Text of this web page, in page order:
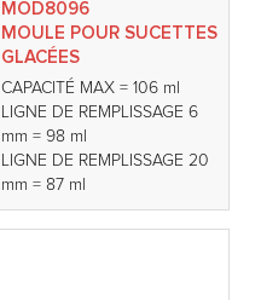
MOD8096
MOULE POUR SUCETTES
GLACÉES
CAPACITÉ MAX = 106 ml
LIGNE DE REMPLISSAGE 6
mm = 98 ml
LIGNE DE REMPLISSAGE 20
mm = 87 ml